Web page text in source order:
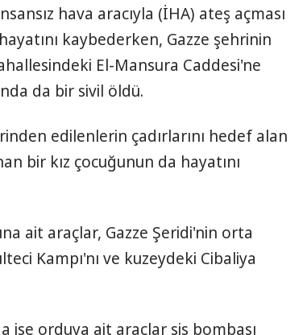
hava aracıyla (İHA) ateş açması
kaybederken, Gazze şehrinin
El-Mansura Caddesi'ne
da bir sivil öldü.
edilenlerin çadırlarını hedef alan
bir kız çocuğunun da hayatını
ait araçlar, Gazze Şeridi'nin orta
Kampı'nı ve kuzeydeki Cibaliya
ise orduya ait araçlar sis bombası